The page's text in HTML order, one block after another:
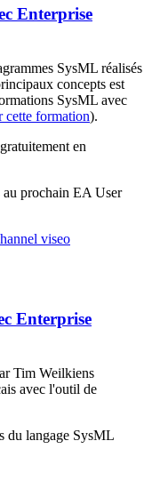
Enterprise
SysML réalisés
concepts est
SysML avec
cette formation).
en
au prochain EA User
Enterprise
Tim Weilkiens
avec l'outil de
du langage SysML